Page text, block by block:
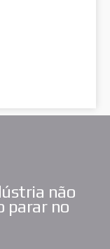
não
parar no